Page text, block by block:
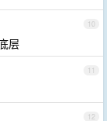
10
层
11
12